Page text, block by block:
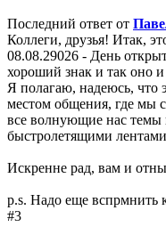
Последний ответ от
Коллеги, друзья! Итак,
08.08.29026 - День
хороший знак и так оно и
Я полагаю, надеюсь, что
местом общения, где мы
все волнующие нас темы
быстролетящими
Искренне рад, вам и
p.s. Надо еще вспрмнить
#3